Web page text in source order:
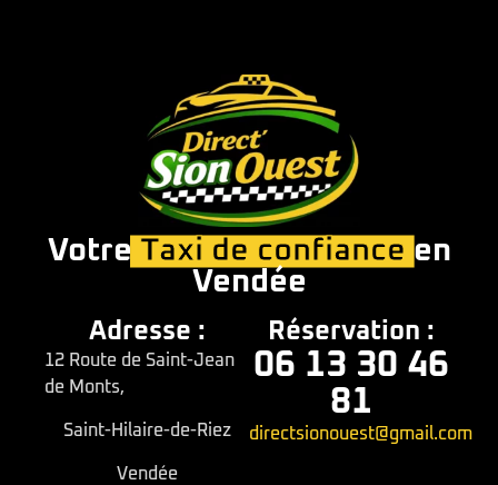
Votre Taxi de confiance en
Vendée
Adresse :
12 Route de Saint-Jean
de Monts,
Saint-Hilaire-de-Riez
Vendée
Réservation :
06 13 30 46
81
directsionouest@gmail.com